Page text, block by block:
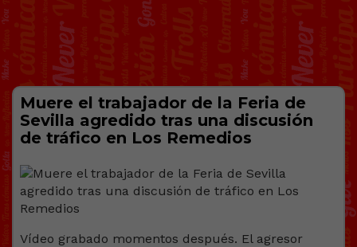
Muere el trabajador de la Feria de
Sevilla agredido tras una discusión
de tráfico en Los Remedios
Vídeo grabado momentos después. El agresor